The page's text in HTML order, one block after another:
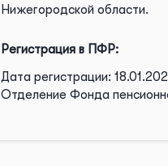
Нижегородской области.
Регистрация в ПФР:
Дата регистрации:
Отделение Фонда